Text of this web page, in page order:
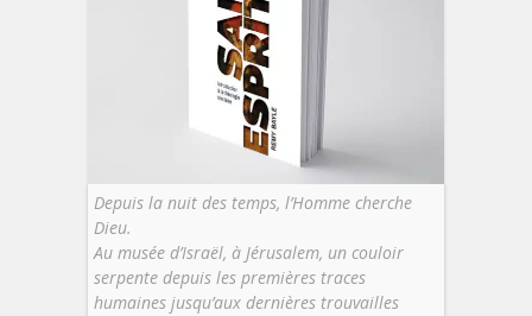
Depuis la nuit des temps, l’Homme cherche
Dieu.
Au musée d’Israël, à Jérusalem, un couloir
serpente depuis les premières traces
humaines jusqu’aux dernières trouvailles